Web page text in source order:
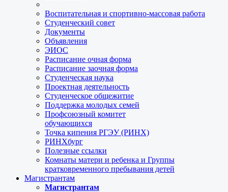
Воспитательная и спортивно-массовая работа
Студенческий совет
Документы
Объявления
ЭИОС
Расписание очная форма
Расписание заочная форма
Студенческая наука
Проектная деятельность
Студенческое общежитие
Поддержка молодых семей
Профсоюзный комитет
обучающихся
Точка кипения РГЭУ (РИНХ)
РИНХбург
Полезные ссылки
Комнаты матери и ребенка и Группы
кратковременного пребывания детей
Магистрантам
Магистрантам